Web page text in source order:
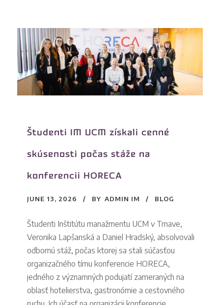
Študenti IM UCM získali cenné
skúsenosti počas stáže na
konferencii HORECA
JUNE 13, 2026 BY ADMIN IM BLOG
Študenti Inštitútu manažmentu UCM v Trnave,
Veronika Lapšanská a Daniel Hradský, absolvovali
odbornú stáž, počas ktorej sa stali súčasťou
organizačného tímu konferencie HORECA,
jedného z významných podujatí zameraných na
oblasť hotelierstva, gastronómie a cestovného